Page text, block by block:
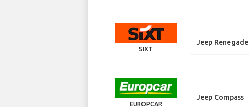
SIXT
Jeep Renegade
EUROPCAR
Jeep Compass